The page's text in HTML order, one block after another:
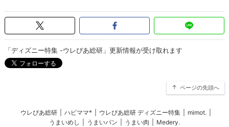
「ディズニー特集 -ウレぴあ総研」更新情報が受け取れます
ページの先頭へ
ウレぴあ総研 ハピママ* ウレぴあ総研 ディズニー特集 mimot.
うまいめし
うまいパン うまい肉 Medery.